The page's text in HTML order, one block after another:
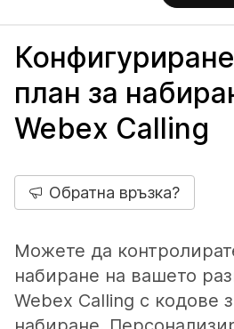
план за
Webex Calling
Обратна връзка?
Можете да
набиране на вашето
Webex Calling с кодове